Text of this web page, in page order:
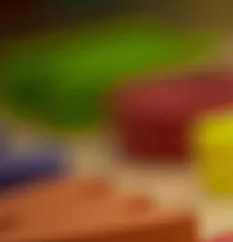
Apsauginė lauko žaidimų aikštelių
Betoniniai žaidimų stalai
Lauko - vidaus žaidimų inventorius
Lauko sportas
Lauko suoliukai ir šiukšliadėžės
Lauko žaidimų įranga
Muzikiniai lauko instrumentai